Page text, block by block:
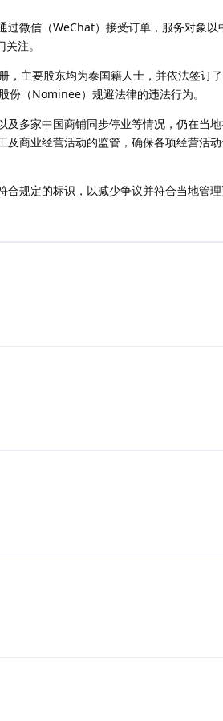
微信（WeChat）接受订单，服务对象以
注。
，主要股东均为泰国籍人士，并依法签订
份（Nominee）规避法律的违法行为。
多家中国商铺同步停业等情况，仍在当
商业经营活动的监管，确保各项经营活
规定的标识，以减少争议并符合当地管